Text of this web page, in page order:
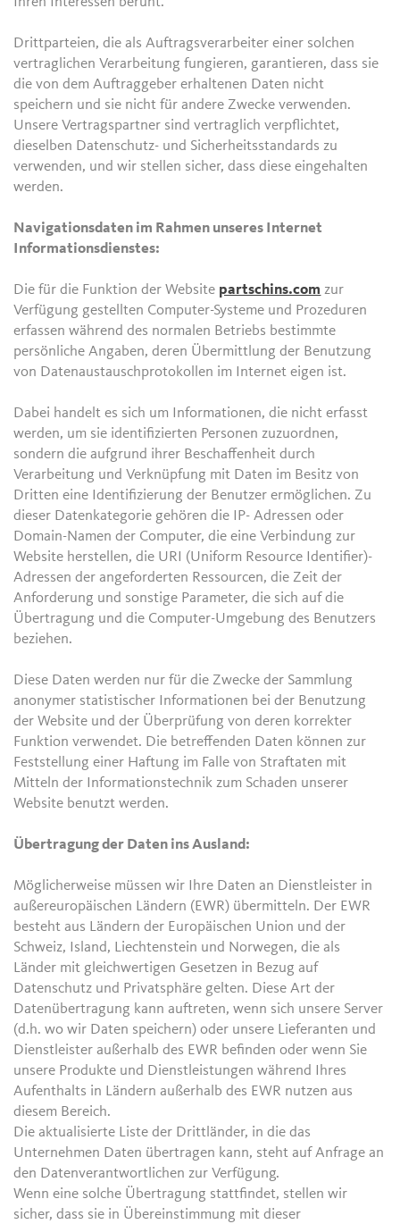
Drittparteien, die als Auftragsverarbeiter einer solchen
vertraglichen Verarbeitung fungieren, garantieren, dass sie
die von dem Auftraggeber erhaltenen Daten nicht
speichern und sie nicht für andere Zwecke verwenden.
Unsere Vertragspartner sind vertraglich verpflichtet,
dieselben Datenschutz- und Sicherheitsstandards zu
verwenden, und wir stellen sicher, dass diese eingehalten
werden.
Navigationsdaten im Rahmen unseres Internet
Informationsdienstes:
Die für die Funktion der Website partschins.com zur
Verfügung gestellten Computer-Systeme und Prozeduren
erfassen während des normalen Betriebs bestimmte
persönliche Angaben, deren Übermittlung der Benutzung
von Datenaustauschprotokollen im Internet eigen ist.
Dabei handelt es sich um Informationen, die nicht erfasst
werden, um sie identifizierten Personen zuzuordnen,
sondern die aufgrund ihrer Beschaffenheit durch
Verarbeitung und Verknüpfung mit Daten im Besitz von
Dritten eine Identifizierung der Benutzer ermöglichen. Zu
dieser Datenkategorie gehören die IP- Adressen oder
Domain-Namen der Computer, die eine Verbindung zur
Website herstellen, die URI (Uniform Resource Identifier)-
Adressen der angeforderten Ressourcen, die Zeit der
Anforderung und sonstige Parameter, die sich auf die
Übertragung und die Computer-Umgebung des Benutzers
beziehen.
Diese Daten werden nur für die Zwecke der Sammlung
anonymer statistischer Informationen bei der Benutzung
der Website und der Überprüfung von deren korrekter
Funktion verwendet. Die betreffenden Daten können zur
Feststellung einer Haftung im Falle von Straftaten mit
Mitteln der Informationstechnik zum Schaden unserer
Website benutzt werden.
Übertragung der Daten ins Ausland:
Möglicherweise müssen wir Ihre Daten an Dienstleister in
außereuropäischen Ländern (EWR) übermitteln. Der EWR
besteht aus Ländern der Europäischen Union und der
Schweiz, Island, Liechtenstein und Norwegen, die als
Länder mit gleichwertigen Gesetzen in Bezug auf
Datenschutz und Privatsphäre gelten. Diese Art der
Datenübertragung kann auftreten, wenn sich unsere Server
(d.h. wo wir Daten speichern) oder unsere Lieferanten und
Dienstleister außerhalb des EWR befinden oder wenn Sie
unsere Produkte und Dienstleistungen während Ihres
Aufenthalts in Ländern außerhalb des EWR nutzen aus
diesem Bereich.
Die aktualisierte Liste der Drittländer, in die das
Unternehmen Daten übertragen kann, steht auf Anfrage an
den Datenverantwortlichen zur Verfügung.
Wenn eine solche Übertragung stattfindet, stellen wir
sicher, dass sie in Übereinstimmung mit dieser